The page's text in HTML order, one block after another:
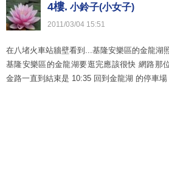
4樓. 小鈴子(小女子)
2011/03/04 15:51
在八堵火車站牆壁看到...基隆安樂區的金龍湖
基隆安樂區的金龍湖要逛完應該很快 網路那
金路一直到結束是 10:35 回到金龍湖 的停車場